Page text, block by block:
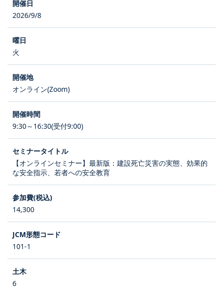
2026/9/8
火
オンライン(Zoom)
9:30～16:30(受付9:00)
【オンラインセミナー】最新版：建設死亡災害の実態、効果的
な安全指示、若者への安全教育
14,300
101-1
6